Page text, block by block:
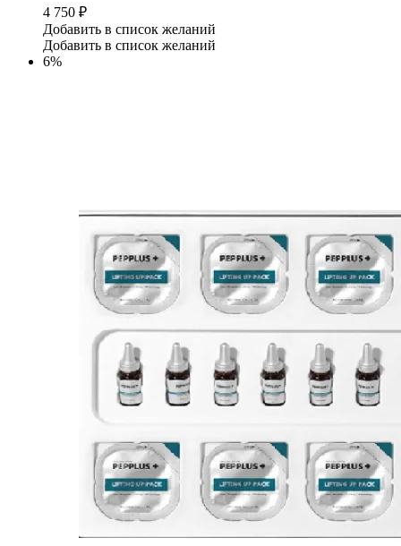
4 750 ₽
Добавить в список желаний
Добавить в список желаний
6%